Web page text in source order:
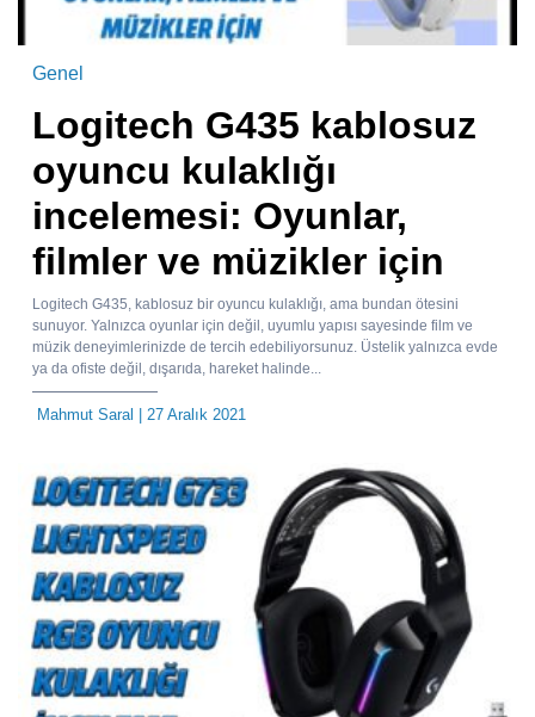
Genel
Logitech G435 kablosuz
oyuncu kulaklığı
incelemesi: Oyunlar,
filmler ve müzikler için
Logitech G435, kablosuz bir oyuncu kulaklığı, ama bundan ötesini
sunuyor. Yalnızca oyunlar için değil, uyumlu yapısı sayesinde film ve
müzik deneyimlerinizde de tercih edebiliyorsunuz. Üstelik yalnızca evde
ya da ofiste değil, dışarıda, hareket halinde...
Mahmut Saral | 27 Aralık 2021